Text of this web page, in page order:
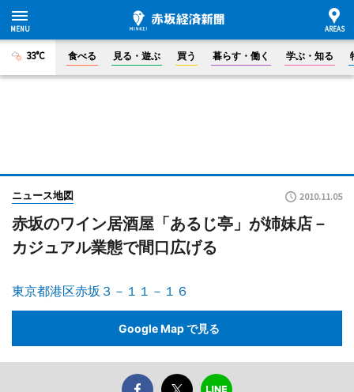
33°C 食べる 見る・遊ぶ 買う 暮らす・働く 学ぶ・知る
ニュース地図 2010.11.05
赤坂のワイン居酒屋「あるじ亭」が姉妹店－
カジュアル業態で間口広げる
東京都港区赤坂３－１１－１６
Google Map で見る